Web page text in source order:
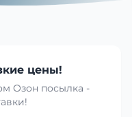
цены!
Озон посылка -